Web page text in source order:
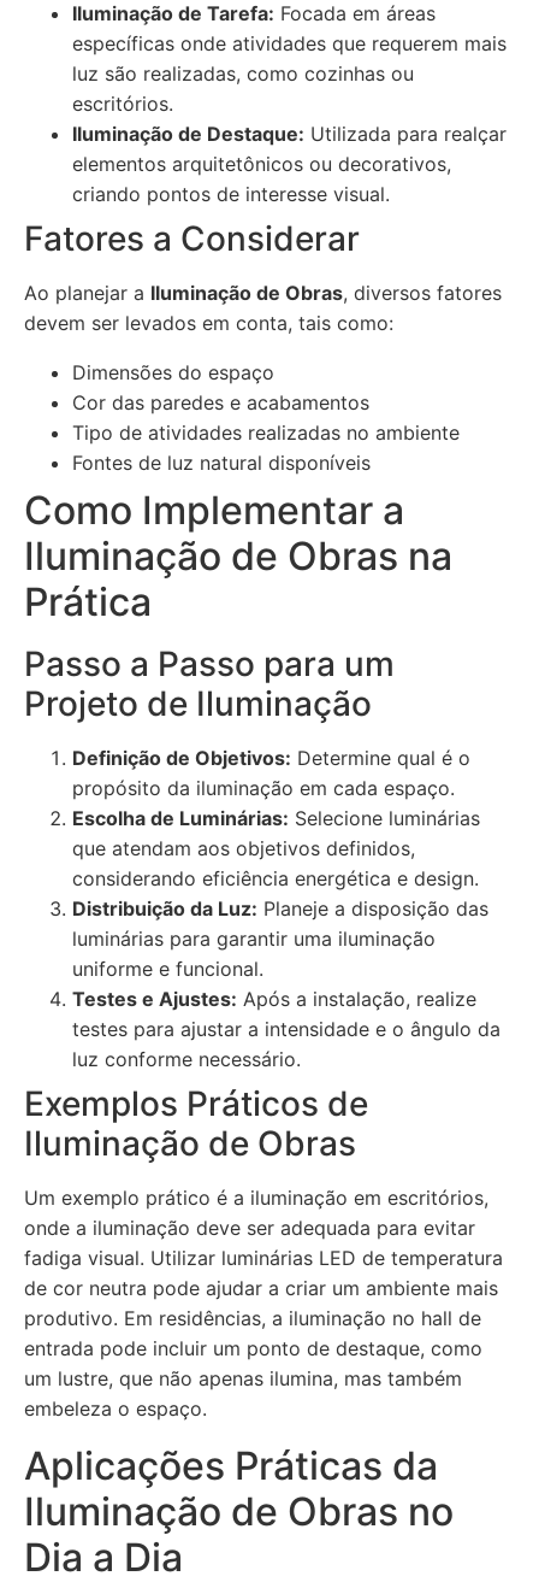
Iluminação de Tarefa: Focada em áreas
específicas onde atividades que requerem mais
luz são realizadas, como cozinhas ou
escritórios.
Iluminação de Destaque: Utilizada para realçar
elementos arquitetônicos ou decorativos,
criando pontos de interesse visual.
Fatores a Considerar
Ao planejar a Iluminação de Obras, diversos fatores
devem ser levados em conta, tais como:
Dimensões do espaço
Cor das paredes e acabamentos
Tipo de atividades realizadas no ambiente
Fontes de luz natural disponíveis
Como Implementar a
Iluminação de Obras na
Prática
Passo a Passo para um
Projeto de Iluminação
Definição de Objetivos: Determine qual é o
propósito da iluminação em cada espaço.
Escolha de Luminárias: Selecione luminárias
que atendam aos objetivos definidos,
considerando eficiência energética e design.
Distribuição da Luz: Planeje a disposição das
luminárias para garantir uma iluminação
uniforme e funcional.
Testes e Ajustes: Após a instalação, realize
testes para ajustar a intensidade e o ângulo da
luz conforme necessário.
Exemplos Práticos de
Iluminação de Obras
Um exemplo prático é a iluminação em escritórios,
onde a iluminação deve ser adequada para evitar
fadiga visual. Utilizar luminárias LED de temperatura
de cor neutra pode ajudar a criar um ambiente mais
produtivo. Em residências, a iluminação no hall de
entrada pode incluir um ponto de destaque, como
um lustre, que não apenas ilumina, mas também
embeleza o espaço.
Aplicações Práticas da
Iluminação de Obras no
Dia a Dia